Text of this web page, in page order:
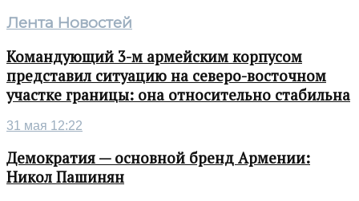
Лента Новостей
Командующий 3-м армейским корпусом
представил ситуацию на северо-восточном
участке границы: она относительно стабильна
31 мая 12:22
Демократия — основной бренд Армении:
Никол Пашинян